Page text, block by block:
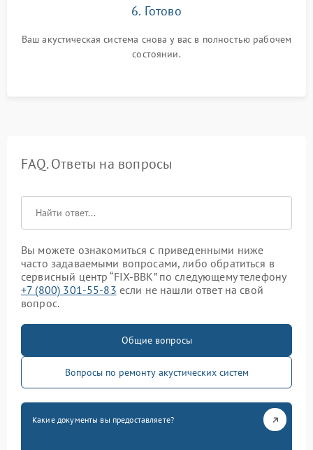
6. Готово
Ваш акустическая система снова у вас в полностью рабочем
состоянии.
FAQ. Ответы на вопросы
Вы можете ознакомиться с приведенными ниже
часто задаваемыми вопросами, либо обратиться в
сервисный центр “FIX-BBK” по следующему телефону
+7 (800) 301-55-83 если не нашли ответ на свой
вопрос.
Общие вопросы
Вопросы по ремонту акустических систем
Какие документы вы предоставляете?